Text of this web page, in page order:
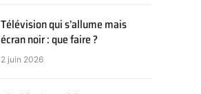
Télévision qui s’allume mais
écran noir : que faire ?
2 juin 2026